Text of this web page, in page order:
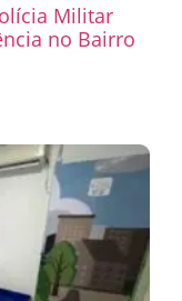
Militar
no Bairro